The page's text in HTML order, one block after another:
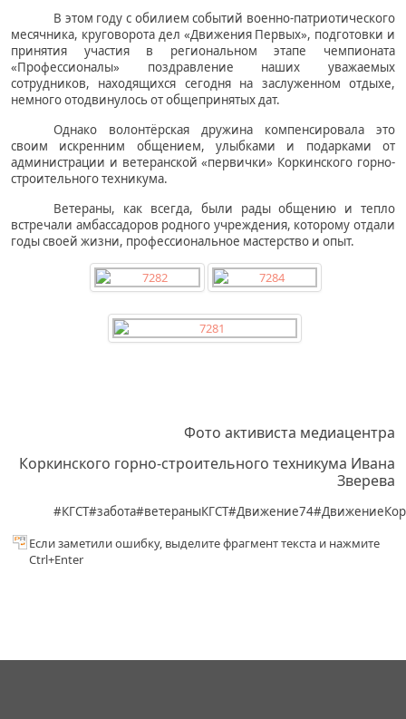
В этом году с обилием событий военно-патриотического
месячника, круговорота дел «Движения Первых», подготовки и
принятия участия в региональном этапе чемпионата
«Профессионалы» поздравление наших уважаемых
сотрудников, находящихся сегодня на заслуженном отдыхе,
немного отодвинулось от общепринятых дат.
Однако волонтёрская дружина компенсировала это
своим искренним общением, улыбками и подарками от
администрации и ветеранской «первички» Коркинского горно-
строительного техникума.
Ветераны, как всегда, были рады общению и тепло
встречали амбассадоров родного учреждения, которому отдали
годы своей жизни, профессиональное мастерство и опыт.
Фото активиста медиацентра
Коркинского горно-строительного техникума Ивана
Зверева
Если заметили ошибку, выделите фрагмент текста и нажмите
Ctrl+Enter